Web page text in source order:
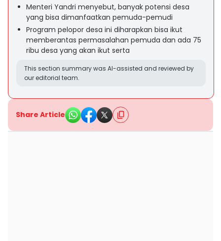
Menteri Yandri menyebut, banyak potensi desa
yang bisa dimanfaatkan pemuda-pemudi
Program pelopor desa ini diharapkan bisa ikut
memberantas permasalahan pemuda dan ada 75
ribu desa yang akan ikut serta
This section summary was AI-assisted and reviewed by
our editorial team.
Share Article